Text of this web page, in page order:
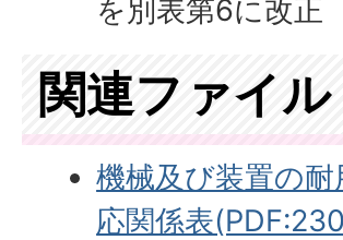
を別表第6に改正
関連ファイル
機械及び装置の
応関係表